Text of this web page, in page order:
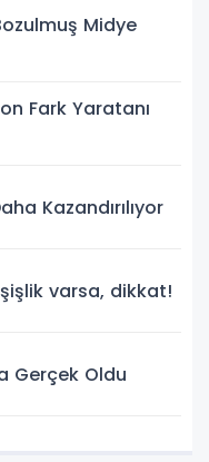
Midye
Fark Yaratanı
Kazandırılıyor
varsa, dikkat!
Gerçek Oldu